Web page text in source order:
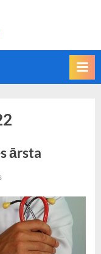
e
A
C
a
l
o
ārsta